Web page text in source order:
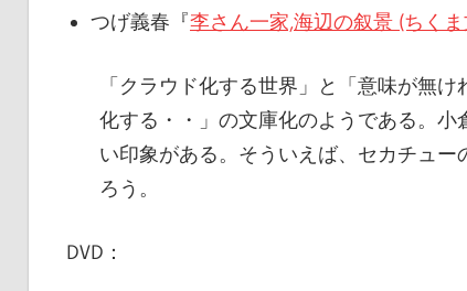
つげ義春『李さん一家,海辺の叙景 (ちく
「クラウド化する世界」と「意味が無
化する・・」の文庫化のようである。
い印象がある。そういえば、セカチュ
ろう。
DVD：